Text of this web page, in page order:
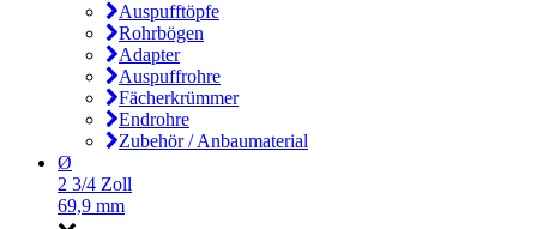
Auspufftöpfe
Rohrbögen
Adapter
Auspuffrohre
Fächerkrümmer
Endrohre
Zubehör / Anbaumaterial
Ø
2 3/4 Zoll
69,9 mm